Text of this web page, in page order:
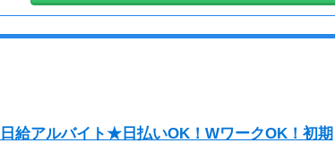
給アルバイト★日払いOK！WワークOK！初期